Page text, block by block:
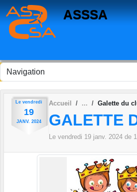
ASSSA
Le vendredi
19
JANV. 2024
Accueil Galette du
GALETTE
Le vendredi 19 janv. 2024 de
Panneau de gestion des cookies